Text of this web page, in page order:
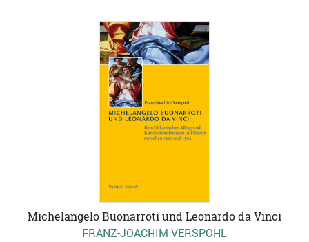
Michelangelo Buonarroti und Leonardo da Vinci
FRANZ-JOACHIM VERSPOHL